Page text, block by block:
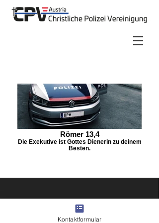
Römer 13,4
Die Exekutive ist Gottes Dienerin zu deinem
Besten.
Kontaktformular